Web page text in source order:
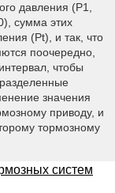
давления (P1,
сумма этих
(Pt), и так, что
поочередно,
чтобы
значения
приводу, и
тормозному
систем